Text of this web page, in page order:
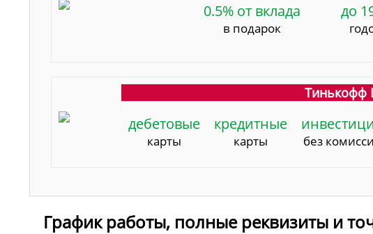
0.5% от вклада
в подарок
до
Тинькофф
дебетовые
карты
кредитные
карты без
График работы, полные реквизиты и